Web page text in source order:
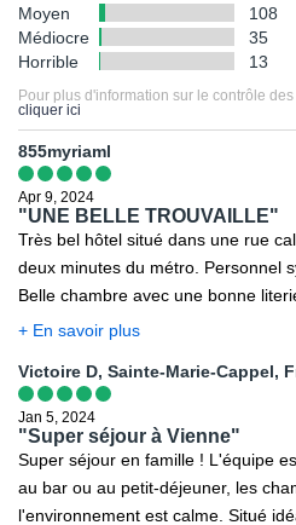
Moyen
108
Médiocre
35
Horrible
13
Pour plus d'information sur le contrôle
cliquer ici
855myriaml
Apr 9, 2024
"UNE BELLE TROUVAILLE"
Très bel hôtel situé dans une rue
deux minutes du métro. Personnel
Belle chambre avec une bonne
déjeuner. Bar ouvert jusqu’à minuit.
+ En savoir plus
Victoire D, Sainte-Marie-Cappel,
Jan 5, 2024
"Super séjour à Vienne"
Super séjour en famille ! L'équipe
au bar ou au petit-déjeuner, les
l'environnement est calme. Situé